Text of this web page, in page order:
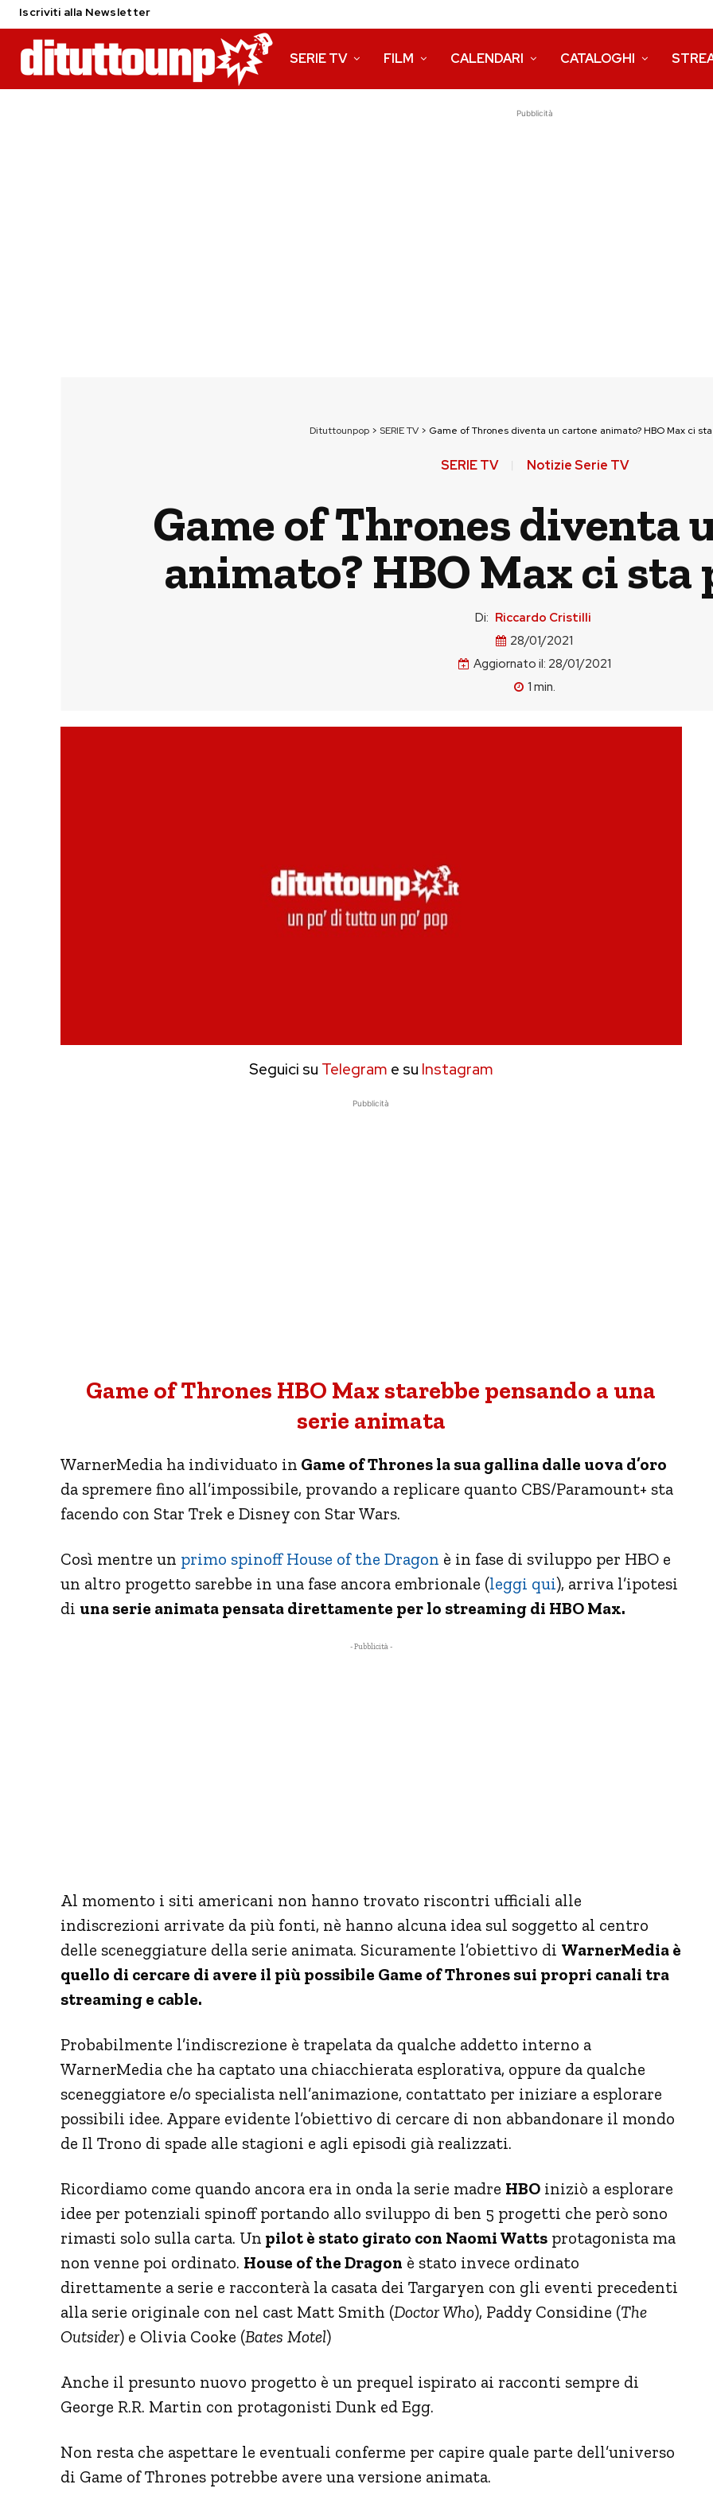
Iscriviti alla Newsletter
SERIE TV FILM CALENDARI CATALOGHI
Pubblicità
Dituttounpop> SERIE TV> Game of Thrones diventa un cartone animato? HBO Max ci
SERIE TV Notizie Serie TV
Game of Thrones diventa
animato? HBO Max ci sta
Di: Riccardo Cristilli
28/01/2021
Aggiornato il: 28/01/2021
1 min.
Seguici su Telegram e su Instagram
Pubblicità
Game of Thrones HBO Max starebbe pensando a una
serie animata
WarnerMedia ha individuato in Game of Thrones la sua gallina dalle uova d’oro
da spremere fino all’impossibile, provando a replicare quanto CBS/Paramount+ sta
facendo con Star Trek e Disney con Star Wars.
Così mentre un primo spinoff House of the Dragon è in fase di sviluppo per HBO e
un altro progetto sarebbe in una fase ancora embrionale (leggi qui), arriva l’ipotesi
di una serie animata pensata direttamente per lo streaming di HBO Max.
- Pubblicità -
Al momento i siti americani non hanno trovato riscontri ufficiali alle
indiscrezioni arrivate da più fonti, nè hanno alcuna idea sul soggetto al centro
delle sceneggiature della serie animata. Sicuramente l’obiettivo di WarnerMedia è
quello di cercare di avere il più possibile Game of Thrones sui propri canali tra
streaming e cable.
Probabilmente l’indiscrezione è trapelata da qualche addetto interno a
WarnerMedia che ha captato una chiacchierata esplorativa, oppure da qualche
sceneggiatore e/o specialista nell’animazione, contattato per iniziare a esplorare
possibili idee. Appare evidente l’obiettivo di cercare di non abbandonare il mondo
de Il Trono di spade alle stagioni e agli episodi già realizzati.
Ricordiamo come quando ancora era in onda la serie madre HBO iniziò a esplorare
idee per potenziali spinoff portando allo sviluppo di ben 5 progetti che però sono
rimasti solo sulla carta. Un pilot è stato girato con Naomi Watts protagonista ma
non venne poi ordinato. House of the Dragon è stato invece ordinato
direttamente a serie e racconterà la casata dei Targaryen con gli eventi precedenti
alla serie originale con nel cast Matt Smith (Doctor Who), Paddy Considine (The
Outsider) e Olivia Cooke (Bates Motel)
Anche il presunto nuovo progetto è un prequel ispirato ai racconti sempre di
George R.R. Martin con protagonisti Dunk ed Egg.
Non resta che aspettare le eventuali conferme per capire quale parte dell’universo
di Game of Thrones potrebbe avere una versione animata.